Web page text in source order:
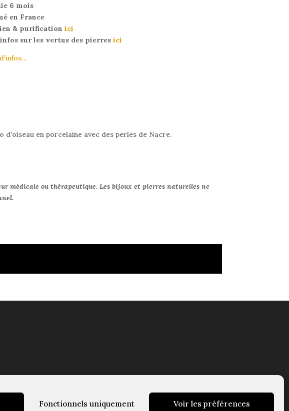
Fonctionnels uniquement Voir les préférences
6 mois
en France
& purification ici
sur les vertus des pierresici
en porcelaine avec des perles de Nacre.
médicale ou thérapeutique. Les bijoux et pierres naturelles ne